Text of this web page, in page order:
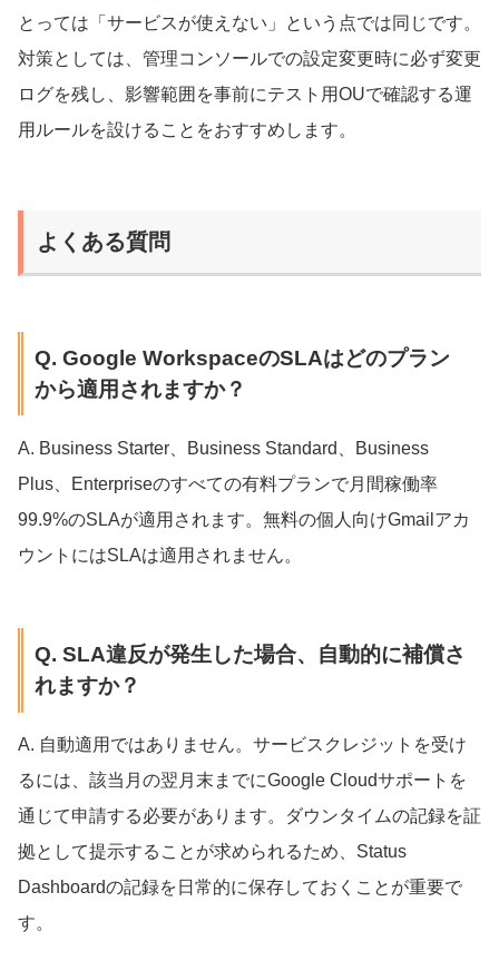
とっては「サービスが使えない」という点では同じです。
対策としては、管理コンソールでの設定変更時に必ず変更
ログを残し、影響範囲を事前にテスト用OUで確認する運
用ルールを設けることをおすすめします。
よくある質問
Q. Google WorkspaceのSLAはどのプラン
から適用されますか？
A. Business Starter、Business Standard、Business
Plus、Enterpriseのすべての有料プランで月間稼働率
99.9%のSLAが適用されます。無料の個人向けGmailアカ
ウントにはSLAは適用されません。
Q. SLA違反が発生した場合、自動的に補償さ
れますか？
A. 自動適用ではありません。サービスクレジットを受け
るには、該当月の翌月末までにGoogle Cloudサポートを
通じて申請する必要があります。ダウンタイムの記録を証
拠として提示することが求められるため、Status
Dashboardの記録を日常的に保存しておくことが重要で
す。